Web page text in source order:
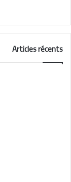
Articles récents